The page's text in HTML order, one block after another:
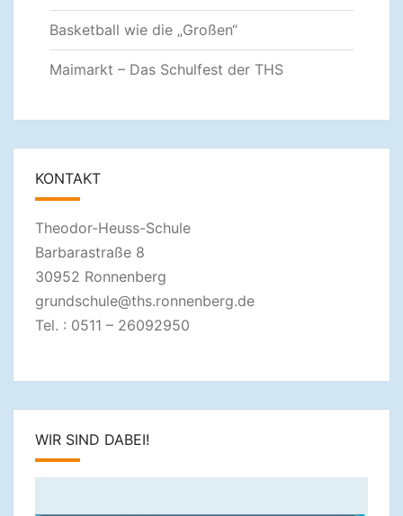
Basketball wie die „Großen“
Maimarkt – Das Schulfest der THS
KONTAKT
Theodor-Heuss-Schule
Barbarastraße 8
30952 Ronnenberg
grundschule@ths.ronnenberg.de
Tel. : 0511 – 26092950
WIR SIND DABEI!